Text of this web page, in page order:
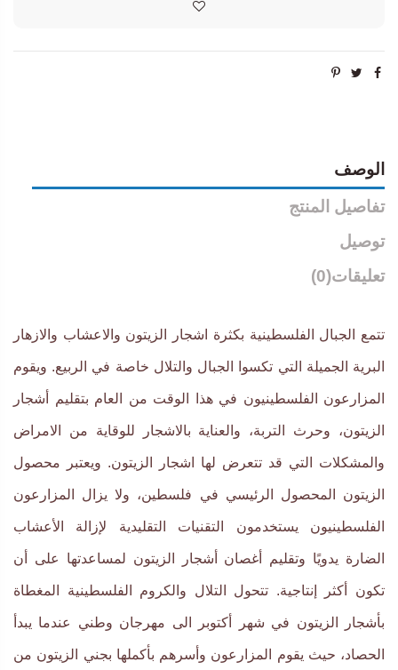
الوصف
تفاصيل المنتج
توصيل
تعليقات(0)
تتمع الجبال الفلسطينية بكثرة اشجار الزيتون والاعشاب والازهار
البرية الجميلة التي تكسوا الجبال والتلال خاصة في الربيع. ويقوم
المزارعون الفلسطينيون في هذا الوقت من العام بتقليم أشجار
الزيتون، وحرث التربة، والعناية بالاشجار للوقاية من الامراض
والمشكلات التي قد تتعرض لها اشجار الزيتون. ويعتبر محصول
الزيتون المحصول الرئيسي في فلسطين، ولا يزال المزارعون
الفلسطينيون يستخدمون التقنيات التقليدية لإزالة الأعشاب
الضارة يدويًا وتقليم أغصان أشجار الزيتون لمساعدتها على أن
تكون أكثر إنتاجية. تتحول التلال والكروم الفلسطينية المغطاة
بأشجار الزيتون في شهر أكتوبر الى مهرجان وطني عندما يبدأ
الحصاد، حيث يقوم المزارعون وأسرهم بأكملها بجني الزيتون من